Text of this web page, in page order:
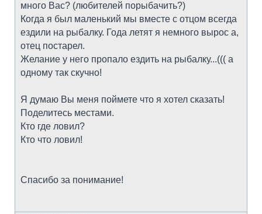
много Вас? (любителей порыбачить?)
Когда я был маленький мы вместе с отцом всегда
ездили на рыбалку. Года летят я немного вырос а,
отец постарел.
Желание у него пропало ездить на рыбалку...((( а
одному так скучно!
Я думаю Вы меня поймете что я хотел сказать!
Поделитесь местами.
Кто где ловил?
Кто что ловил!
Спасибо за понимание!